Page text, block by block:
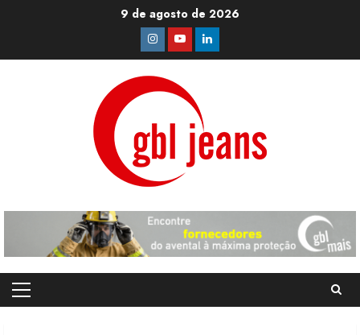
9 de agosto de 2026
Instagram
YoutubeLinkedin
Primary